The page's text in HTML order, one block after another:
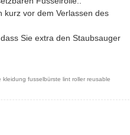
kurz vor dem Verlassen des
Sie extra den Staubsauger
fusselbürste lint roller reusable